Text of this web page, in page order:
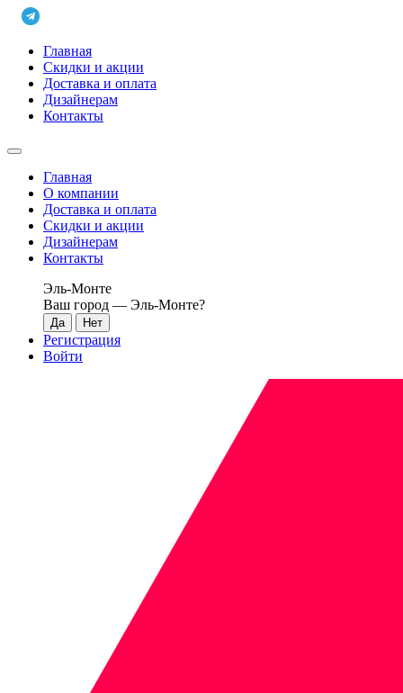
Главная
Скидки и акции
Доставка и оплата
Дизайнерам
Контакты
Главная
О компании
Доставка и оплата
Скидки и акции
Дизайнерам
Контакты
Эль-Монте
Ваш город — Эль-Монте?
Регистрация
Войти